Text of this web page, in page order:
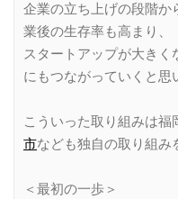
企業の立ち上げの段階か
業後の生存率も高まり、
スタートアップが大きく
にもつながっていくと思
こういった取り組みは福
市なども独自の取り組み
＜最初の一歩＞